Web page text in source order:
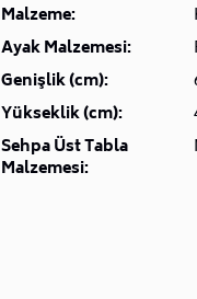
Malzeme:
Ayak Malzemesi:
Genişlik (cm):
Yükseklik (cm):
Sehpa Üst Tabla
Malzemesi: